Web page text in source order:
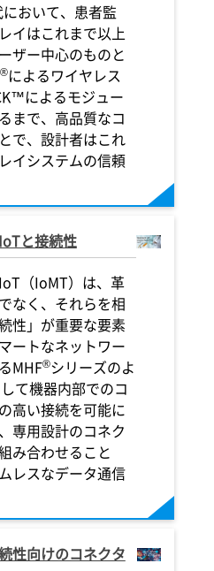
おいて、患者監
イはこれまで以上
ザー中心のものと
®によるワイヤレス
によるモジュー
まで、高品質なコ
で、設計者はこれ
イシステムの信頼
と接続性
（IoMT）は、革
なく、それらを相
性」が重要な要素
ートなネットワー
MHF®シリーズのよ
て機器内部でのコ
高い接続を可能に
専用設計のコネク
み合わせること
レスなデータ通信
性向けのコネクタ